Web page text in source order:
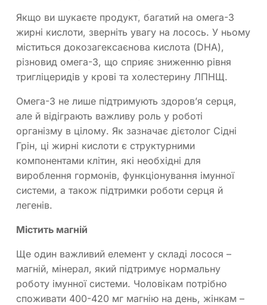
Якщо ви шукаєте продукт, багатий на омега-3
жирні кислоти, зверніть увагу на лосось. У ньому
міститься докозагексаєнова кислота (DHA),
різновид омега-3, що сприяє зниженню рівня
тригліцеридів у крові та холестерину ЛПНЩ.
Омега-3 не лише підтримують здоров’я серця,
але й відіграють важливу роль у роботі
організму в цілому. Як зазначає дієтолог Сідні
Грін, ці жирні кислоти є структурними
компонентами клітин, які необхідні для
вироблення гормонів, функціонування імунної
системи, а також підтримки роботи серця й
легенів.
Містить магній
Ще один важливий елемент у складі лосося –
магній, мінерал, який підтримує нормальну
роботу імунної системи. Чоловікам потрібно
споживати 400-420 мг магнію на день, жінкам –